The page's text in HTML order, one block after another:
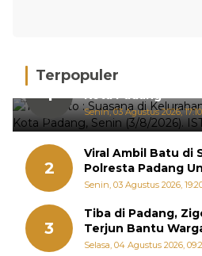
Terpopuler
1
Hujan Deras, 15
Kota Padang
Senin, 03 Agustus 2026,
2
Viral Ambil Batu di
Polresta Padang
Sebenarnya
Senin, 03 Agustus 2026,
3
Tiba di Padang,
Terjun Bantu
Selasa, 04 Agustus 2026,